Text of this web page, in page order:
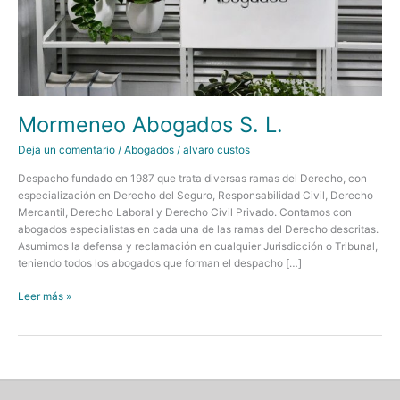
Mormeneo Abogados S. L.
Deja un comentario / Abogados / alvaro custos
Despacho fundado en 1987 que trata diversas ramas del Derecho, con
especialización en Derecho del Seguro, Responsabilidad Civil, Derecho
Mercantil, Derecho Laboral y Derecho Civil Privado. Contamos con
abogados especialistas en cada una de las ramas del Derecho descritas.
Asumimos la defensa y reclamación en cualquier Jurisdicción o Tribunal,
teniendo todos los abogados que forman el despacho […]
Mormeneo
Leer más »